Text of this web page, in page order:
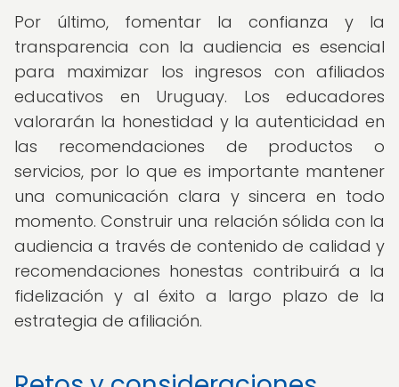
Por último, fomentar la confianza y la
transparencia con la audiencia es esencial
para maximizar los ingresos con afiliados
educativos en Uruguay. Los educadores
valorarán la honestidad y la autenticidad en
las recomendaciones de productos o
servicios, por lo que es importante mantener
una comunicación clara y sincera en todo
momento. Construir una relación sólida con la
audiencia a través de contenido de calidad y
recomendaciones honestas contribuirá a la
fidelización y al éxito a largo plazo de la
estrategia de afiliación.